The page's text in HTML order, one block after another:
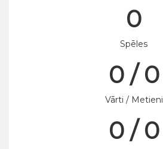
0
Spēles
0 / 0
Vārti / Metieni
0 / 0